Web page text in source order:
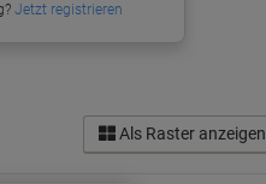
Jetzt registrieren
Als Raster anzeigen